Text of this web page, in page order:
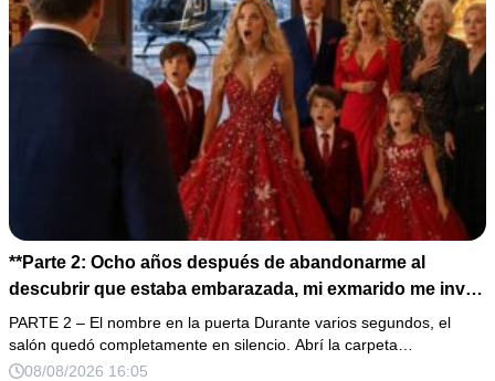
**Parte 2: Ocho años después de abandonarme al
descubrir que estaba embarazada, mi exmarido me invitó
a la cena de Navidad convencido de que podría burlarse
de la mujer a la que creía una fracasada y sin hijos. Lo
que jamás imaginó fue que esa noche sería él quien
PARTE 2 – El nombre en la puerta Durante varios segundos, el
salón quedó completamente en silencio. Abrí la carpeta…
08/08/2026 16:05